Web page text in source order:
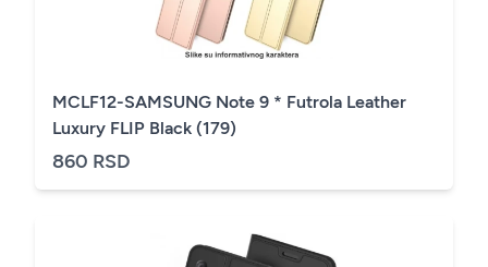
MCLF12-SAMSUNG Note 9 * Futrola Leather
Luxury FLIP Black (179)
860 RSD